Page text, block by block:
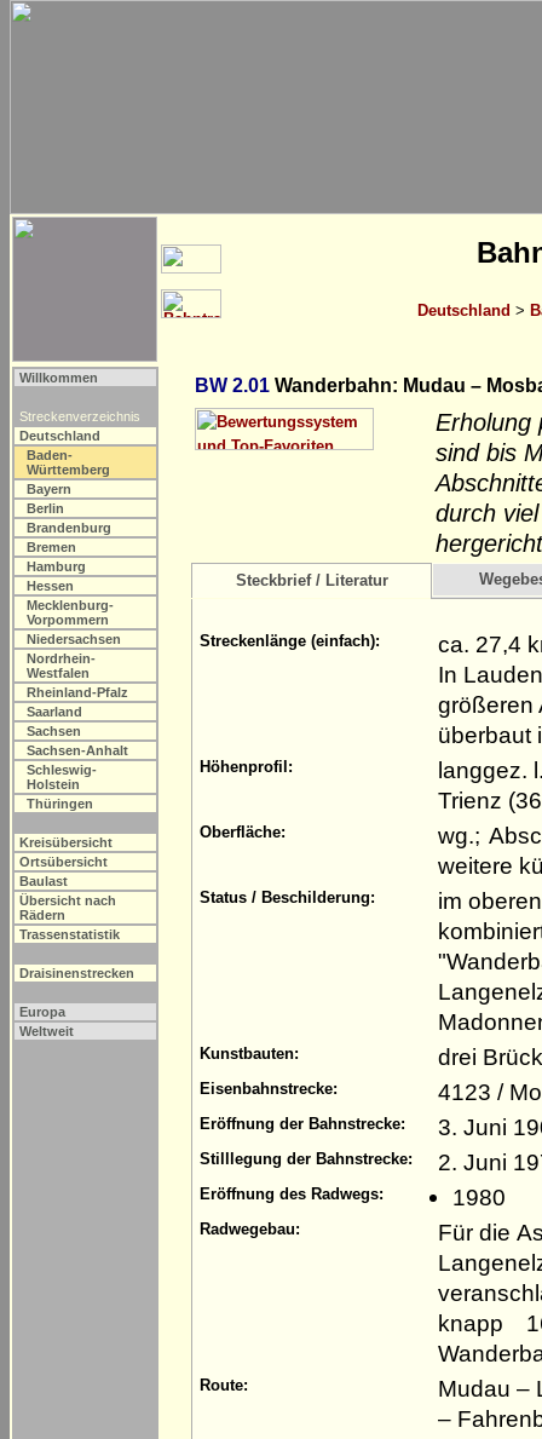
Deutschland >
Willkommen
Streckenverzeichnis
Deutschland
Baden-
Württemberg
Bayern
Berlin
Brandenburg
Bremen
Hamburg
Hessen
Mecklenburg-
Vorpommern
Niedersachsen
Nordrhein-
Westfalen
Rheinland-Pfalz
Saarland
Sachsen
Sachsen-Anhalt
Schleswig-
Holstein
Thüringen
Kreisübersicht
Ortsübersicht
Baulast
Übersicht nach
Rädern
Trassenstatistik
Draisinenstrecken
Europa
Weltweit
BW 2.01 Wanderbahn: Mudau –
Erholung
sind bis
durch
Steckbrief / Literatur
Streckenlänge (einfach):
ca. 27,4
In
größeren
überbaut
Höhenprofil:
langgez.
Trienz
Oberfläche:
wg.;
weitere
Status / Beschilderung:
im
Kunstbauten: drei
Eisenbahnstrecke: 4123 /
Eröffnung der Bahnstrecke: 3. Juni
Stilllegung der Bahnstrecke: 2. Juni
Eröffnung des Radwegs: 1980
Radwegebau:
Für die
knapp
Route:
Mudau –
–